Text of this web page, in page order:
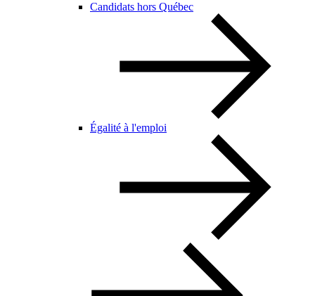
Candidats hors Québec
Égalité à l'emploi